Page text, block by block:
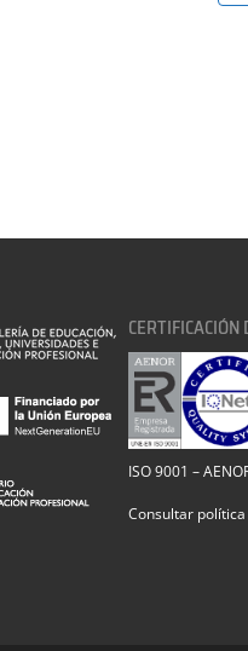
ISO 9001 –
Consultar